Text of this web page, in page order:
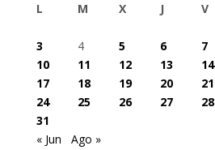
L
M X J V
3
4 5 6 7
10
11 12 13 14
17
18 19 20 21
24
25 26 27 28
31
« Jun
Ago »